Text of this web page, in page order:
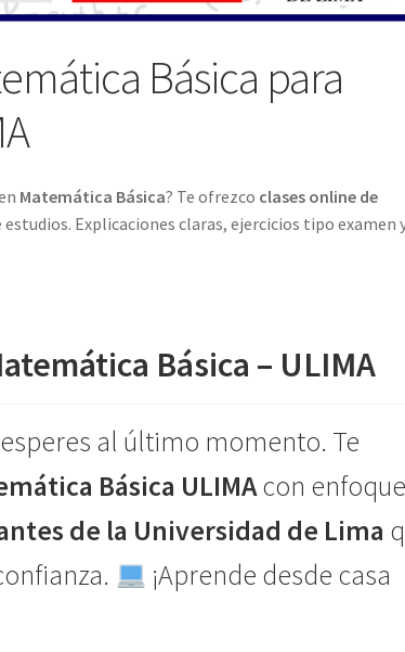
Básica para
Matemática Básica? Te ofrezco clases online de
Explicaciones claras, ejercicios tipo examen
Básica – ULIMA
al último momento. Te
Básica ULIMAcon
de la Universidad de Lima
¡Aprende desde casa